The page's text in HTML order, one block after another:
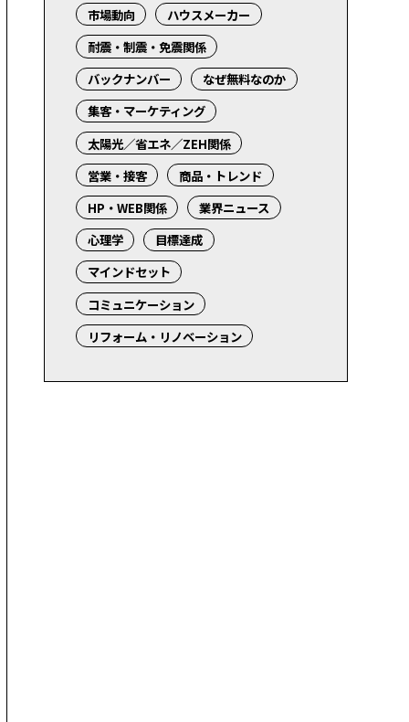
市場動向
ハウスメーカー
耐震・制震・免震関係
バックナンバー
なぜ無料なのか
集客・マーケティング
太陽光／省エネ／ZEH関係
営業・接客
商品・トレンド
HP・WEB関係
業界ニュース
心理学
目標達成
マインドセット
コミュニケーション
リフォーム・リノベーション